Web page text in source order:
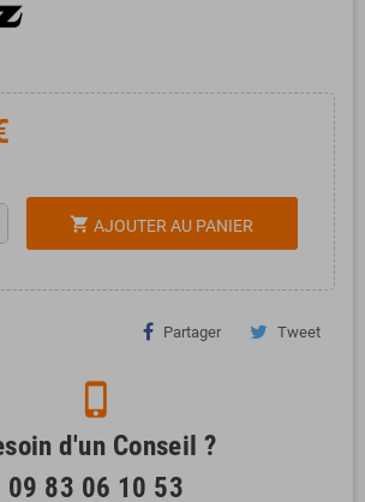
shopping_cart AJOUTER AU PANIER
Partager Tweet
phone_iphone
d'un Conseil ?
09 83 06 10 53